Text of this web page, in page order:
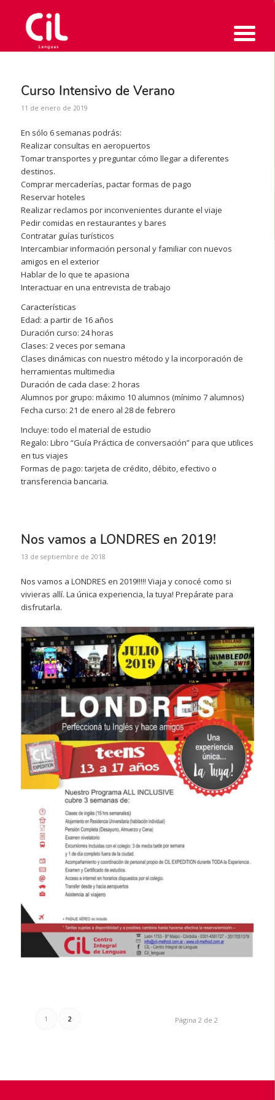
Curso Intensivo de Verano
11 de enero de 2019
En sólo 6 semanas podrás:
Realizar consultas en aeropuertos
Tomar transportes y preguntar cómo llegar a diferentes
destinos.
Comprar mercaderías, pactar formas de pago
Reservar hoteles
Realizar reclamos por inconvenientes durante el viaje
Pedir comidas en restaurantes y bares
Contratar guías turísticos
Intercambiar información personal y familiar con nuevos
amigos en el exterior
Hablar de lo que te apasiona
Interactuar en una entrevista de trabajo
Características
Edad: a partir de 16 años
Duración curso: 24 horas
Clases: 2 veces por semana
Clases dinámicas con nuestro método y la incorporación de
herramientas multimedia
Duración de cada clase: 2 horas
Alumnos por grupo: máximo 10 alumnos (mínimo 7 alumnos)
Fecha curso: 21 de enero al 28 de febrero
Incluye: todo el material de estudio
Regalo: Libro “Guía Práctica de conversación” para que utilices
en tus viajes
Formas de pago: tarjeta de crédito, débito, efectivo o
transferencia bancaria.
Nos vamos a LONDRES en 2019!
13 de septiembre de 2018
Nos vamos a LONDRES en 2019!!!!! Viaja y conocé como si
vivieras allí. La única experiencia, la tuya! Prepárate para
disfrutarla.
Página 2 de 2
1 2